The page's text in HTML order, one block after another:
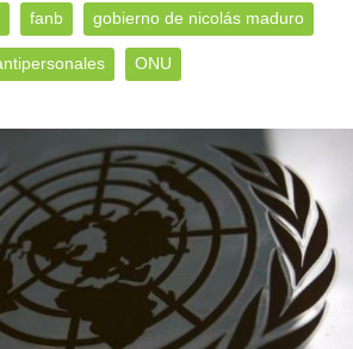
fanb gobierno de nicolás maduro
ONU